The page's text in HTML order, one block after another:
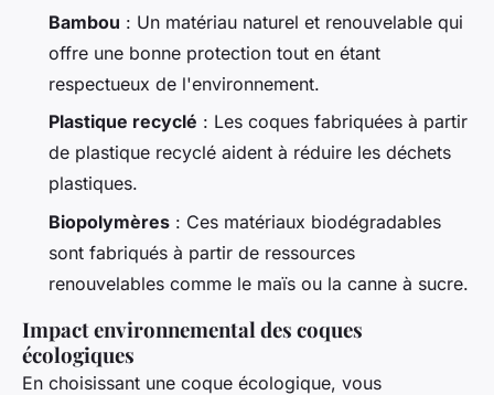
Bambou : Un matériau naturel et renouvelable qui
offre une bonne protection tout en étant
respectueux de l'environnement.
Plastique recyclé : Les coques fabriquées à partir
de plastique recyclé aident à réduire les déchets
plastiques.
Biopolymères : Ces matériaux biodégradables
sont fabriqués à partir de ressources
renouvelables comme le maïs ou la canne à sucre.
Impact environnemental des coques
écologiques
En choisissant une coque écologique, vous